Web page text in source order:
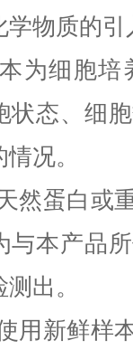
学物质的
为细胞培
状态、细
况。
然蛋白或
与本产品
出。
用新鲜样